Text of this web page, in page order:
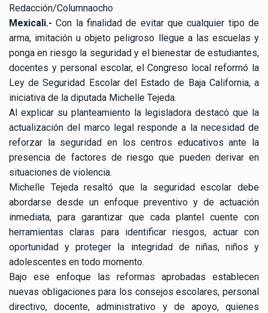
Redacción/Columnaocho
Mexicali.- Con la finalidad de evitar que cualquier tipo de
arma, imitación u objeto peligroso llegue a las escuelas y
ponga en riesgo la seguridad y el bienestar de estudiantes,
docentes y personal escolar, el Congreso local reformó la
Ley de Seguridad Escolar del Estado de Baja California, a
iniciativa de la diputada Michelle Tejeda.
Al explicar su planteamiento la legisladora destacó que la
actualización del marco legal responde a la necesidad de
reforzar la seguridad en los centros educativos ante la
presencia de factores de riesgo que pueden derivar en
situaciones de violencia.
Michelle Tejeda resaltó que la seguridad escolar debe
abordarse desde un enfoque preventivo y de actuación
inmediata, para garantizar que cada plantel cuente con
herramientas claras para identificar riesgos, actuar con
oportunidad y proteger la integridad de niñas, niños y
adolescentes en todo momento.
Bajo ese enfoque las reformas aprobadas establecen
nuevas obligaciones para los consejos escolares, personal
directivo, docente, administrativo y de apoyo, quienes